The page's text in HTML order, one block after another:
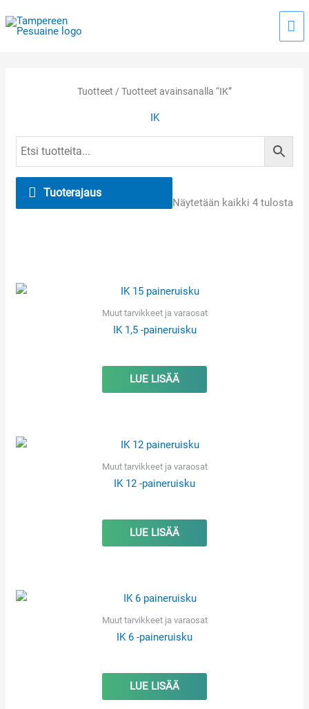
sisältöön
Tuotteet / Tuotteet avainsanalla “IK”
IK
Tuoterajaus
Näytetään kaikki 4 tulosta
Muut tarvikkeet ja varaosat
IK 1,5 -paineruisku
LUE LISÄÄ
Muut tarvikkeet ja varaosat
IK 12 -paineruisku
LUE LISÄÄ
Muut tarvikkeet ja varaosat
IK 6 -paineruisku
LUE LISÄÄ